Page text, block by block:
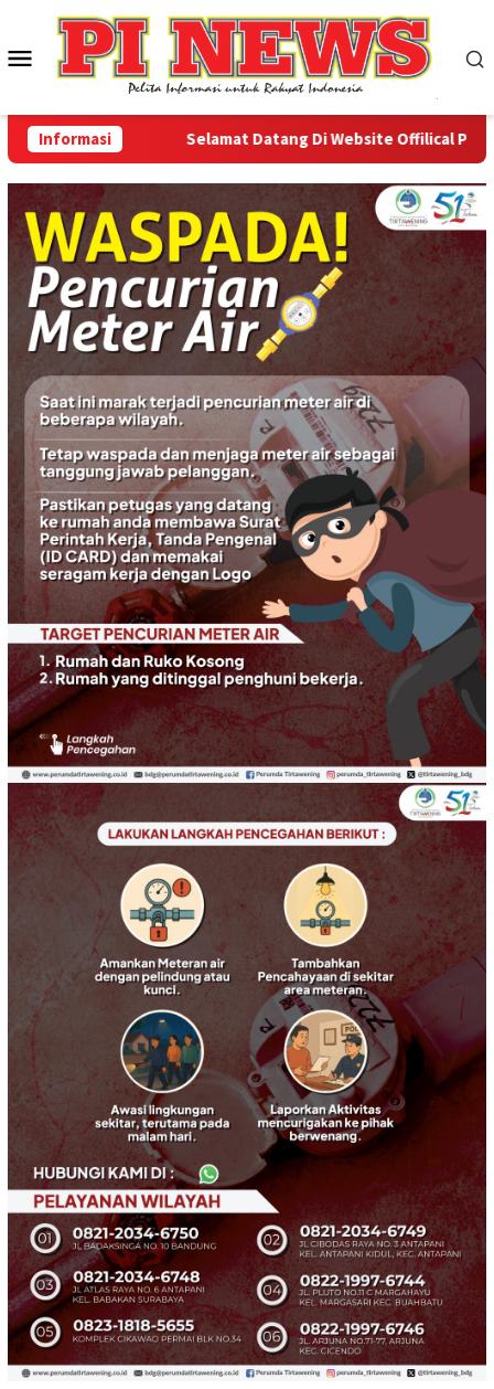
konten
Menu
Mobile
Informasi Selamat Datang Di Website Offilical PI-